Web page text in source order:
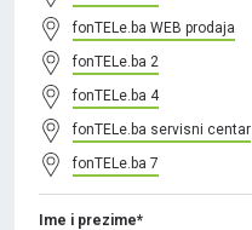
fonTELe.ba WEB prodaja
fonTELe.ba 2
fonTELe.ba 4
fonTELe.ba servisni centar
fonTELe.ba 7
Ime i prezime*